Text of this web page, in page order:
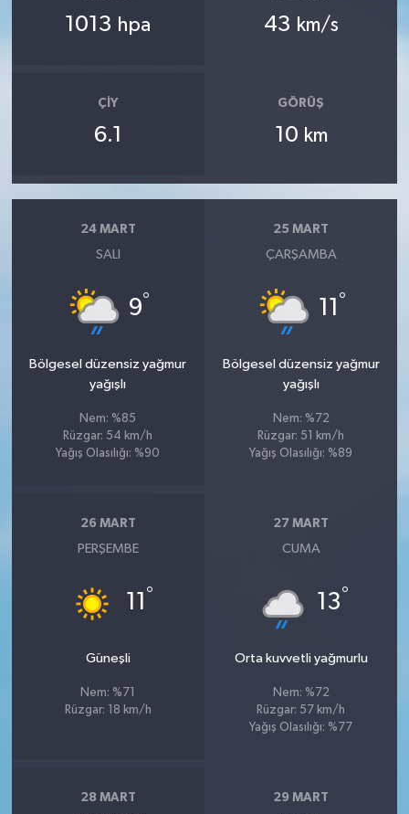
1013 hpa 43 km/s
ÇIY
6.1
GÖRÜŞ
10 km
24 MART
SALI
9°
Bölgesel düzensiz yağmur
yağışlı
Nem: %85
Rüzgar: 54 km/h
Yağış Olasılığı: %90
25 MART
ÇARŞAMBA
11 °
Bölgesel düzensiz yağmur
yağışlı
Nem: %72
Rüzgar: 51 km/h
Yağış Olasılığı: %89
26 MART
PERŞEMBE
11 °
Güneşli
Nem: %71
Rüzgar: 18 km/h
27 MART
CUMA
13°
Orta kuvvetli yağmurlu
Nem: %72
Rüzgar: 57 km/h
Yağış Olasılığı: %77
28 MART 29 MART